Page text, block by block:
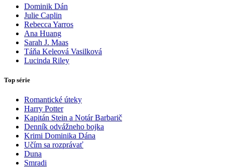
Dominik Dán
Julie Caplin
Rebecca Yarros
Ana Huang
Sarah J. Maas
Táňa Keleová Vasilková
Lucinda Riley
Top série
Romantické úteky
Harry Potter
Kapitán Stein a Notár Barbarič
Denník odvážneho bojka
Krimi Dominika Dána
Učím sa rozprávať
Duna
Smradi